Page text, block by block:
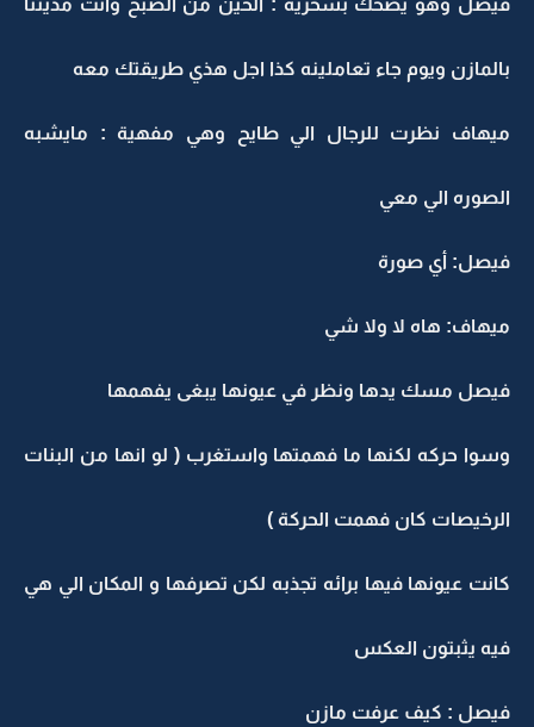
فيصل وهو يضحك بسخريه : الحين من الصبح وانت مذيتنا
بالمازن ويوم جاء تعاملينه كذا اجل هذي طريقتك معه
ميهاف نظرت للرجال الي طايح وهي مفهية : مايشبه
الصوره الي معي
فيصل: أي صورة
ميهاف: هاه لا ولا شي
فيصل مسك يدها ونظر في عيونها يبغى يفهمها
وسوا حركه لكنها ما فهمتها واستغرب ( لو انها من البنات
الرخيصات كان فهمت الحركة )
كانت عيونها فيها برائه تجذبه لكن تصرفها و المكان الي هي
فيه يثبتون العكس
فيصل : كيف عرفت مازن